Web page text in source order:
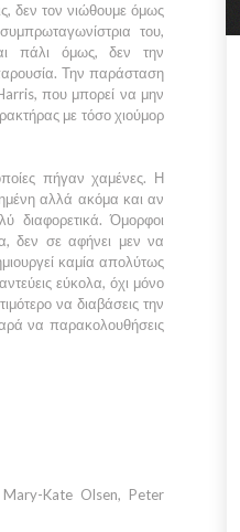
δεν τον νιώθουμε όμως
του,
πάλι όμως, δεν την
Την παράσταση
που μπορεί να μην
με τόσο χιούμορ
πήγαν χαμένες. Η
αλλά ακόμα και αν
διαφορετικά. Όμορφοι
δεν σε αφήνει μεν να
καμία απολύτως
εύκολα, όχι μόνο
να διαβάσεις την
να παρακολουθήσεις
Kate Olsen, Peter